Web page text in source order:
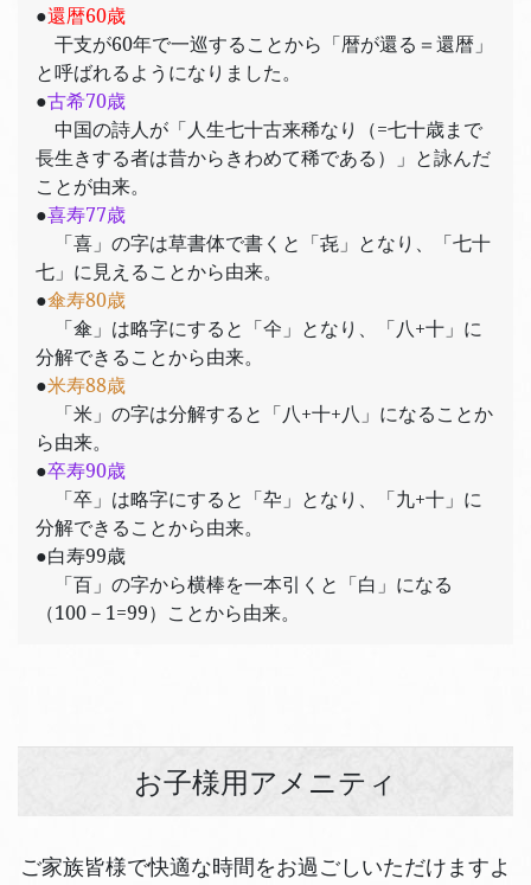
●還暦60歳
干支が60年で一巡することから「暦が還る＝還暦」
と呼ばれるようになりました。
●古希70歳
中国の詩人が「人生七十古来稀なり（=七十歳まで
長生きする者は昔からきわめて稀である）」と詠んだ
ことが由来。
●喜寿77歳
「喜」の字は草書体で書くと「㐂」となり、「七十
七」に見えることから由来。
●傘寿80歳
「傘」は略字にすると「仐」となり、「八+十」に
分解できることから由来。
●米寿88歳
「米」の字は分解すると「八+十+八」になることか
ら由来。
●卒寿90歳
「卒」は略字にすると「卆」となり、「九+十」に
分解できることから由来。
●白寿99歳
「百」の字から横棒を一本引くと「白」になる
（100－1=99）ことから由来。
お子様用アメニティ
ご家族皆様で快適な時間をお過ごしいただけますよ